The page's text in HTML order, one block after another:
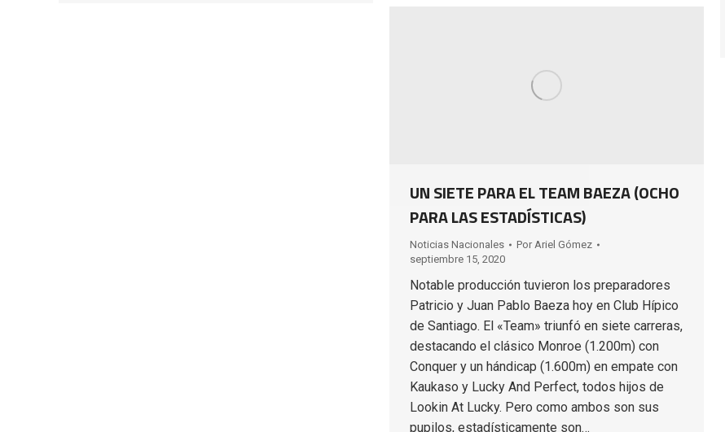
UN SIETE PARA EL TEAM BAEZA (OCHO
PARA LAS ESTADÍSTICAS)
Noticias Nacionales Por Ariel Gómez
septiembre 15, 2020
Notable producción tuvieron los preparadores
Patricio y Juan Pablo Baeza hoy en Club Hípico
de Santiago. El «Team» triunfó en siete carreras,
destacando el clásico Monroe (1.200m) con
Conquer y un hándicap (1.600m) en empate con
Kaukaso y Lucky And Perfect, todos hijos de
Lookin At Lucky. Pero como ambos son sus
pupilos, estadísticamente son…